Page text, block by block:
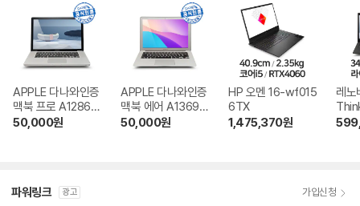
APPLE 다나와인증
맥북 프로 A1286
부품용 LT2212002
50,000원
APPLE 다나와인증
맥북 에어 A1369
부품용 LT220601
50,000원
HP 오멘 16-wf015
6TX
1,475,370원
레노
n1
파워링크 광고 가입신청